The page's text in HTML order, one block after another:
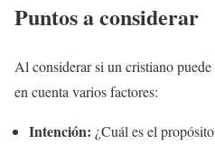
Puntos a considerar
Al considerar si un cristiano
en cuenta varios factores:
Intención: ¿Cuál es el